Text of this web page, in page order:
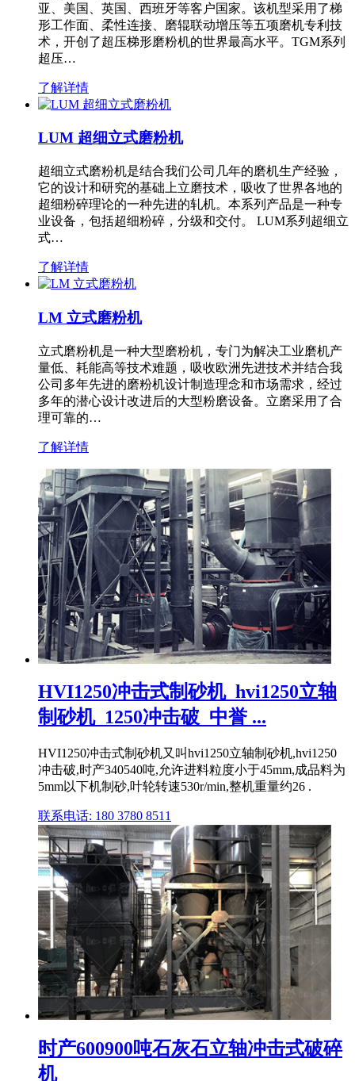
亚、美国、英国、西班牙等客户国家。该机型采用了梯
形工作面、柔性连接、磨辊联动增压等五项磨机专利技
术，开创了超压梯形磨粉机的世界最高水平。TGM系列
超压…
了解详情
LUM 超细立式磨粉机
超细立式磨粉机是结合我们公司几年的磨机生产经验，
它的设计和研究的基础上立磨技术，吸收了世界各地的
超细粉碎理论的一种先进的轧机。本系列产品是一种专
业设备，包括超细粉碎，分级和交付。 LUM系列超细立
式…
了解详情
LM 立式磨粉机
立式磨粉机是一种大型磨粉机，专门为解决工业磨机产
量低、耗能高等技术难题，吸收欧洲先进技术并结合我
公司多年先进的磨粉机设计制造理念和市场需求，经过
多年的潜心设计改进后的大型粉磨设备。立磨采用了合
理可靠的…
了解详情
HVI1250冲击式制砂机_hvi1250立轴
制砂机_1250冲击破_中誉 ...
HVI1250冲击式制砂机又叫hvi1250立轴制砂机,hvi1250
冲击破,时产340540吨,允许进料粒度小于45mm,成品料为
5mm以下机制砂,叶轮转速530r/min,整机重量约26 .
联系电话: 180 3780 8511
时产600900吨石灰石立轴冲击式破碎
机